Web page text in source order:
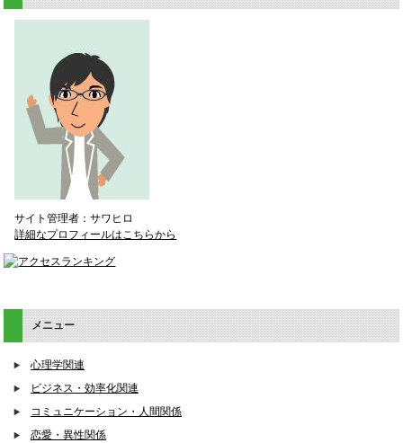
サイト管理者：サワヒロ
詳細なプロフィールはこちらから
メニュー
心理学関連
ビジネス・効率化関連
コミュニケーション・人間関係
恋愛・異性関係